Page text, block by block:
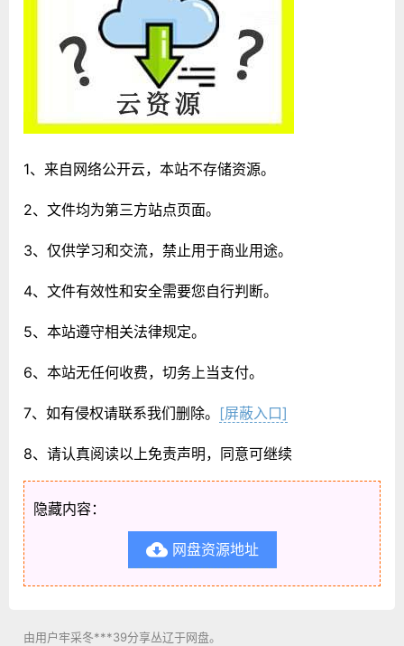
1、来自网络公开云，本站不存储资源。
2、文件均为第三方站点页面。
3、仅供学习和交流，禁止用于商业用途。
4、文件有效性和安全需要您自行判断。
5、本站遵守相关法律规定。
6、本站无任何收费，切务上当支付。
7、如有侵权请联系我们删除。 [屏蔽入口]
8、请认真阅读以上免责声明，同意可继续
隐藏内容：
网盘资源地址
由用户牢采冬***39分享丛辽于网盘。